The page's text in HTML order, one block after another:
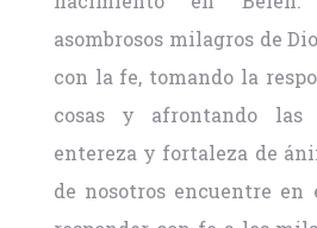
asombrosos milagros de
con la fe, tomando la
cosas y afrontando las
entereza y fortaleza de
de nosotros encuentre en